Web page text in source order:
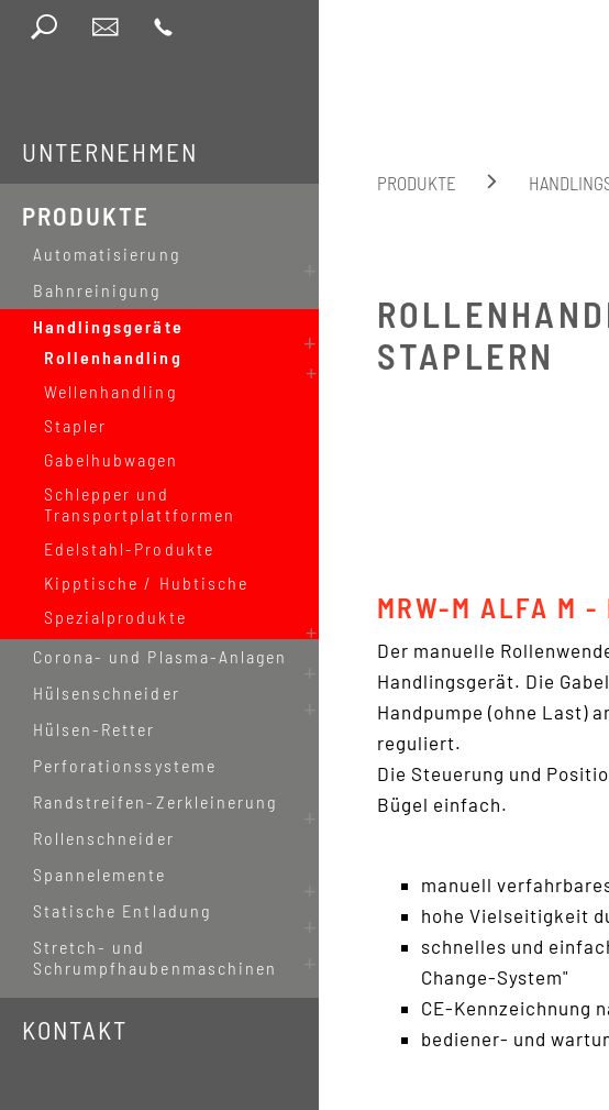
UNTERNEHMEN
PRODUKTE
Automatisierung
Bahnreinigung
Handlingsgeräte
Rollenhandling
teilelektrische
Stapler
vollelektrische
Stapler
Wellenhandling
Stapler
Gabelhubwagen
Schlepper und
Transportplattformen
Edelstahl-Produkte
Kipptische / Hubtische
Spezialprodukte
Corona- und Plasma-Anlagen
Hülsenschneider
Hülsen-Retter
Perforationssysteme
Randstreifen-Zerkleinerung
Rollenschneider
Spannelemente
Statische Entladung
Stretch- und
Schrumpfhaubenmaschinen
KONTAKT
PRODUKTE
STAPLERN
MRW-M ALFA M -
Der manuelle
Handlingsgerät. Die
Handpumpe (ohne Last)
reguliert.
Die Steuerung und
Bügel einfach.
manuell
hohe Vielseitigkeit
schnelles und
Change-System"
CE-Kennzeichnung
bediener- und